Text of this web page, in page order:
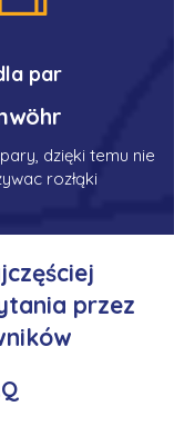
par
dzięki temu nie
rozłąki
przez